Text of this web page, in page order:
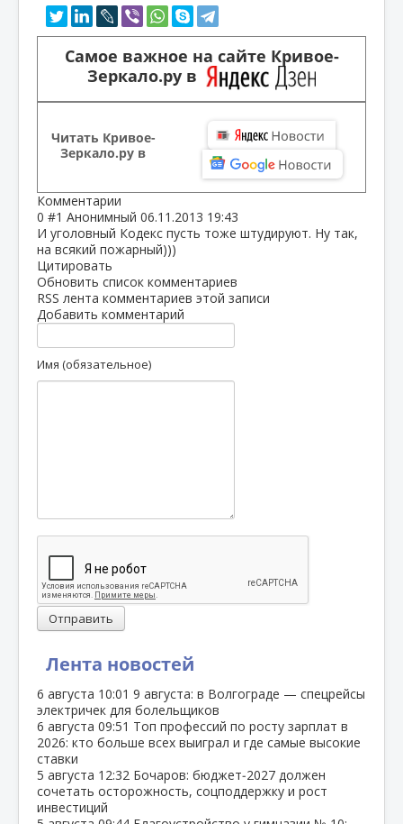
Лента новостей
6 августа 10:01 9 августа: в Волгограде — спецрейсы
электричек для болельщиков
6 августа 09:51 Топ профессий по росту зарплат в
2026: кто больше всех выиграл и где самые высокие
ставки
5 августа 12:32 Бочаров: бюджет‑2027 должен
сочетать осторожность, соцподдержку и рост
инвестиций
Самое важное на сайте Кривое-
Зеркало.ру в
Читать Кривое-
Зеркало.ру в
Комментарии
0 #1 Анонимный 06.11.2013 19:43
И уголовный Кодекс пусть тоже штудируют. Ну так,
на всякий пожарный)))
Цитировать
Обновить список комментариев
RSS лента комментариев этой записи
Добавить комментарий
Имя (обязательное)
Отправить